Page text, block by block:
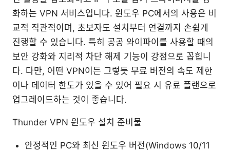
화하는 VPN 서비스입니다. 윈도우 PC에서의 사용은 비
교적 직관적이며, 초보자도 설치부터 연결까지 손쉽게
진행할 수 있습니다. 특히 공공 와이파이를 사용할 때의
보안 강화와 지리적 차단 해제 기능이 강점으로 꼽힙니
다. 다만, 어떤 VPN이든 그렇듯 무료 버전의 속도 제한
이나 데이터 한도가 있을 수 있어 필요 시 유료 플랜으로
업그레이드하는 것이 좋습니다.
Thunder VPN 윈도우 설치 준비물
안정적인 PC와 최신 윈도우 버전(Windows 10/11